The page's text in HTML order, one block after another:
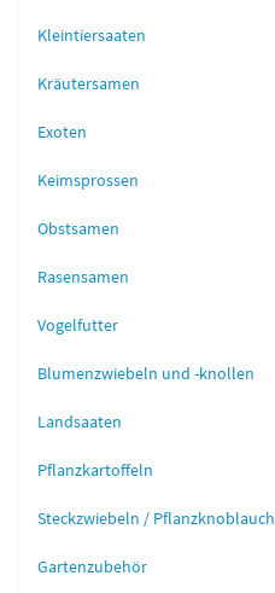
Kleintiersaaten
Kräutersamen
Exoten
Keimsprossen
Obstsamen
Rasensamen
Vogelfutter
Blumenzwiebeln und -knollen
Landsaaten
Pflanzkartoffeln
Steckzwiebeln / Pflanzknoblauch
Gartenzubehör